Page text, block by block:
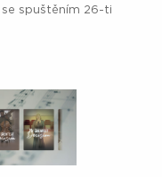
spuštěním 26-ti